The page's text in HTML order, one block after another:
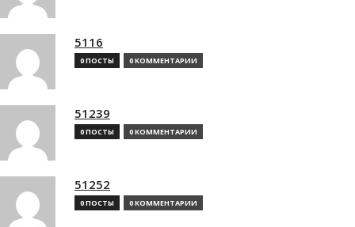
5116
0 ПОСТЫ 0 КОММЕНТАРИИ
51239
0 ПОСТЫ 0 КОММЕНТАРИИ
51252
0 ПОСТЫ 0 КОММЕНТАРИИ